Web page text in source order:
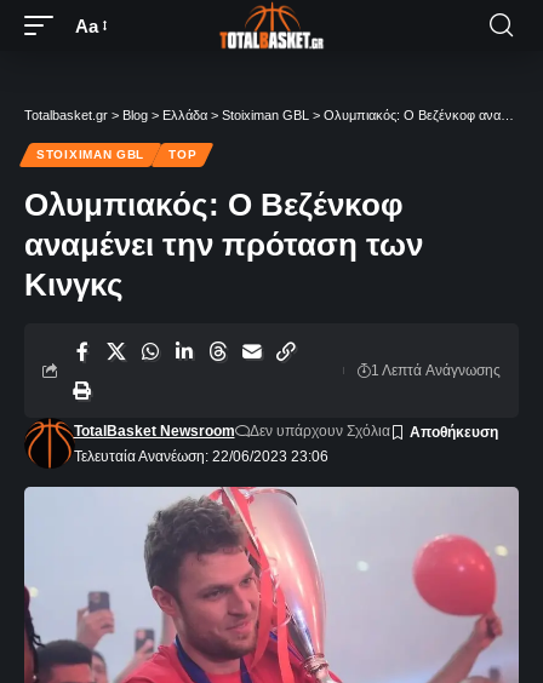
Aa
Totalbasket.gr > Blog > Ελλάδα > Stoiximan GBL > Ολυμπιακός: Ο Βεζένκοφ αναμένει την πρόταση των Κινγκς
STOIXIMAN GBL TOP
Ολυμπιακός: Ο Βεζένκοφ
αναμένει την πρόταση των
Κινγκς
Τελευταία Ανανέωση: 22/06/2023 23:06
TotalBasket Newsroom Δεν υπάρχουν Σχόλια
1 Λεπτά Aνάγνωσης